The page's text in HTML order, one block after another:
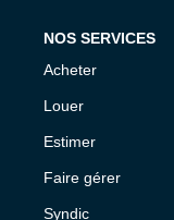
NOS SERVICES
Acheter
Louer
Estimer
Faire gérer
Syndic